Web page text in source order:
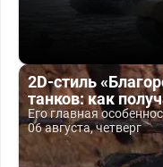
2D-стиль
танков: как
Его главная
06 августа, четверг